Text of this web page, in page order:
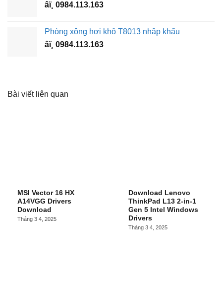
âï¸ 0984.113.163
Phòng xông hơi khô T8013 nhập khẩu
âï¸ 0984.113.163
Bài viết liên quan
MSI Vector 16 HX
A14VGG Drivers
Download
Tháng 3 4, 2025
Download Lenovo
ThinkPad L13 2-in-1
Gen 5 Intel Windows
Drivers
Tháng 3 4, 2025